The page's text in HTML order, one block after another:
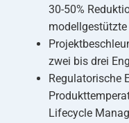
30-50%
zwei bis drei
Regulatorische
Lifecycle